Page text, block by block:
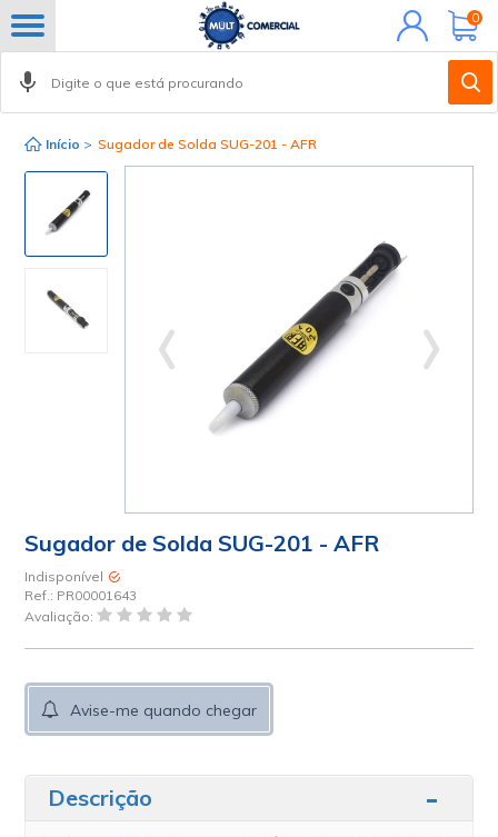
Minha
conta
0
Início > Sugador de Solda SUG-201 - AFR
Sugador de Solda SUG-201 - AFR
Indisponível
Ref.: PR00001643
Avaliação:
Avise-me quando chegar
Descrição